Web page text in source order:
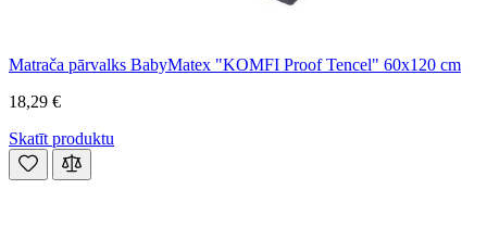
Matrača pārvalks BabyMatex "KOMFI Proof Tencel" 60x120 cm
18,29 €
Skatīt produktu